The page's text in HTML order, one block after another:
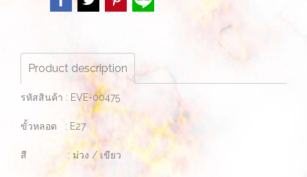
Product description
รหัสสินค้า : EVE-00475
ขั้วหลอด : E27
สี : ม่วง / เขียว